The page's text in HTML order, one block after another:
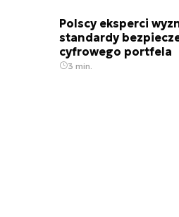
Polscy eksperci
standardy
cyfrowego portfela
3 min.